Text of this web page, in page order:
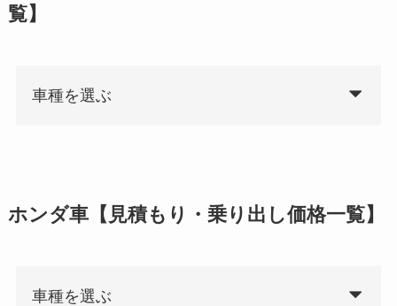
覧】
車種を選ぶ
ホンダ車【見積もり・乗り出し価格一覧】
車種を選ぶ